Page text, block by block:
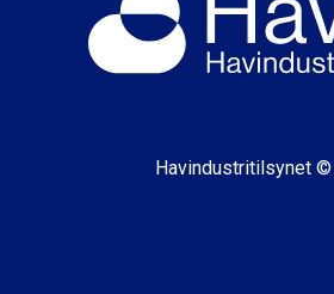
Havindustritilsynet